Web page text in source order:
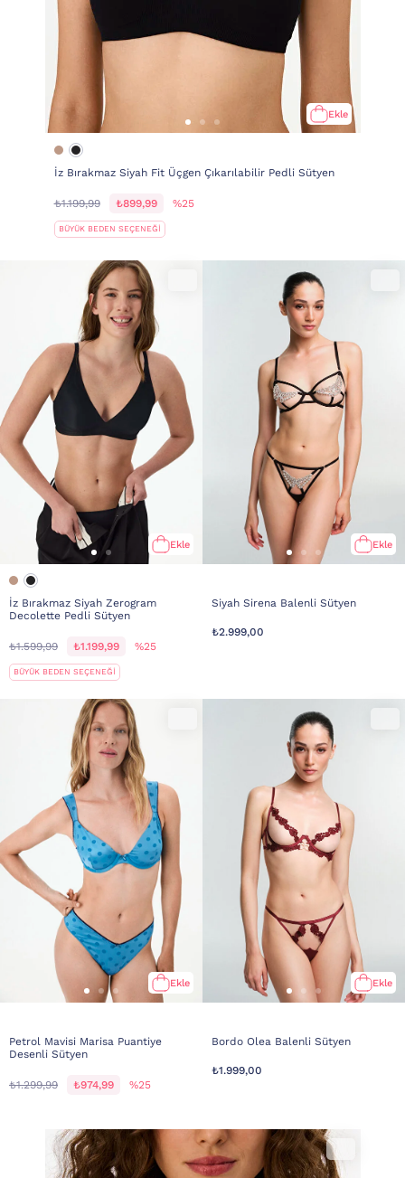
Ekle
İz Bırakmaz Siyah Fit Üçgen Çıkarılabilir Pedli Sütyen
₺1.199,99 ₺899,99 %25
BÜYÜK BEDEN SEÇENEĞİ
Ekle
İz Bırakmaz Siyah Zerogram
Decolette Pedli Sütyen
₺1.599,99 ₺1.199,99 %25
BÜYÜK BEDEN SEÇENEĞİ
Ekle
Siyah Sirena Balenli Sütyen
₺2.999,00
Ekle
Petrol Mavisi Marisa Puantiye
Desenli Sütyen
₺1.299,99 ₺974,99 %25
Ekle
Bordo Olea Balenli Sütyen
₺1.999,00